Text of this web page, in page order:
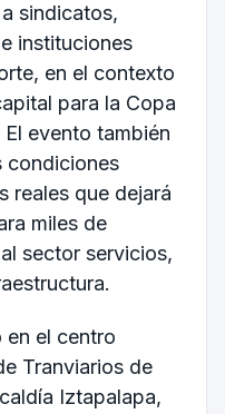
sindicatos,
instituciones
en el contexto
para la Copa
evento también
condiciones
reales que dejará
miles de
sector servicios,
en el centro
Tranviarios de
Iztapalapa,